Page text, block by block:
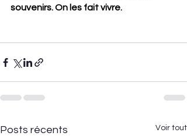
souvenirs. On les fait vivre.
Posts récents Voir tout